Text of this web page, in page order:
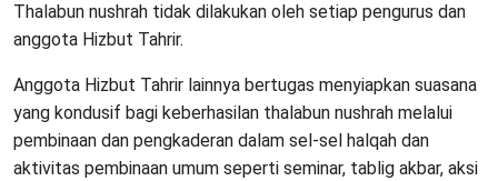
Thalabun nushrah tidak dilakukan oleh setiap pengurus dan
anggota Hizbut Tahrir.
Anggota Hizbut Tahrir lainnya bertugas menyiapkan suasana
yang kondusif bagi keberhasilan thalabun nushrah melalui
pembinaan dan pengkaderan dalam sel-sel halqah dan
aktivitas pembinaan umum seperti seminar, tablig akbar, aksi